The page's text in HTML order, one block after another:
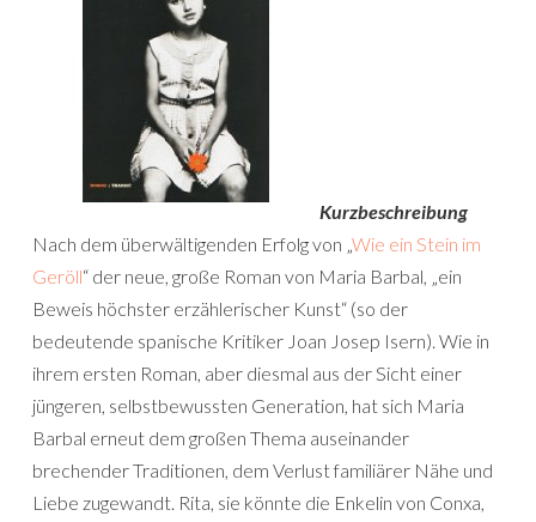
Kurzbeschreibung
Nach dem überwältigenden Erfolg von „Wie ein Stein im
Geröll“ der neue, große Roman von Maria Barbal, „ein
Beweis höchster erzählerischer Kunst“ (so der
bedeutende spanische Kritiker Joan Josep Isern). Wie in
ihrem ersten Roman, aber diesmal aus der Sicht einer
jüngeren, selbstbewussten Generation, hat sich Maria
Barbal erneut dem großen Thema auseinander
brechender Traditionen, dem Verlust familiärer Nähe und
Liebe zugewandt. Rita, sie könnte die Enkelin von Conxa,